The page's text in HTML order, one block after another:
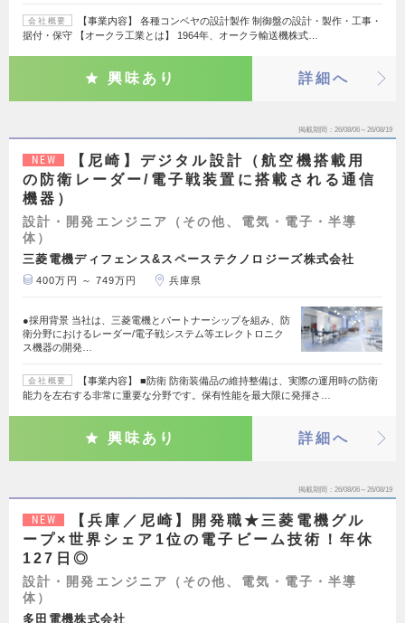
会社概要
【事業内容】 各種コンベヤの設計製作 制御盤の設計・製作・工事・
据付・保守 【オークラ工業とは】 1964年、オークラ輸送機株式…
興味あり 詳細へ
掲載期間 26/08/06～26/08/19
NEW
【尼崎】デジタル設計（航空機搭載用
の防衛レーダー/電子戦装置に搭載される通信
機器）
設計・開発エンジニア（その他、電気・電子・半導
体）
三菱電機ディフェンス&スペーステクノロジーズ株式会社
400万円 ～ 749万円 兵庫県
●採用背景 当社は、三菱電機とパートナーシップを組み、防
衛分野におけるレーダー/電子戦システム等エレクトロニク
ス機器の開発…
会社概要
【事業内容】 ■防衛 防衛装備品の維持整備は、実際の運用時の防衛
能力を左右する非常に重要な分野です。保有性能を最大限に発揮さ…
興味あり 詳細へ
掲載期間 26/08/06～26/08/19
NEW
【兵庫／尼崎】開発職★三菱電機グル
ープ×世界シェア1位の電子ビーム技術！年休
127日◎
設計・開発エンジニア（その他、電気・電子・半導
体）
多田電機株式会社